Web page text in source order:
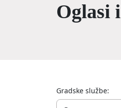
Oglasi
Gradske službe: